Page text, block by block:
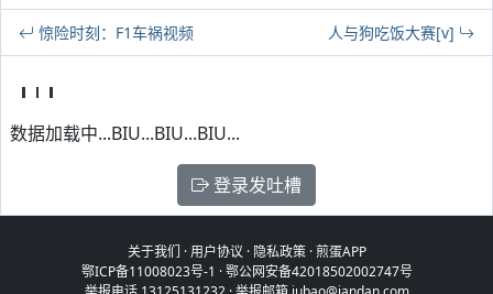
惊险时刻：F1车祸视频 人与狗吃饭大赛[v]
数据加载中...BIU...BIU...BIU...
登录发吐槽
关于我们 ·用户协议 · 隐私政策·煎蛋APP
鄂ICP备11008023号-1 ·鄂公网安备42018502002747号